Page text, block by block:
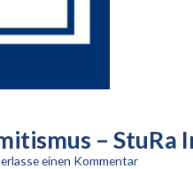
– StuRa
einen Kommentarzu